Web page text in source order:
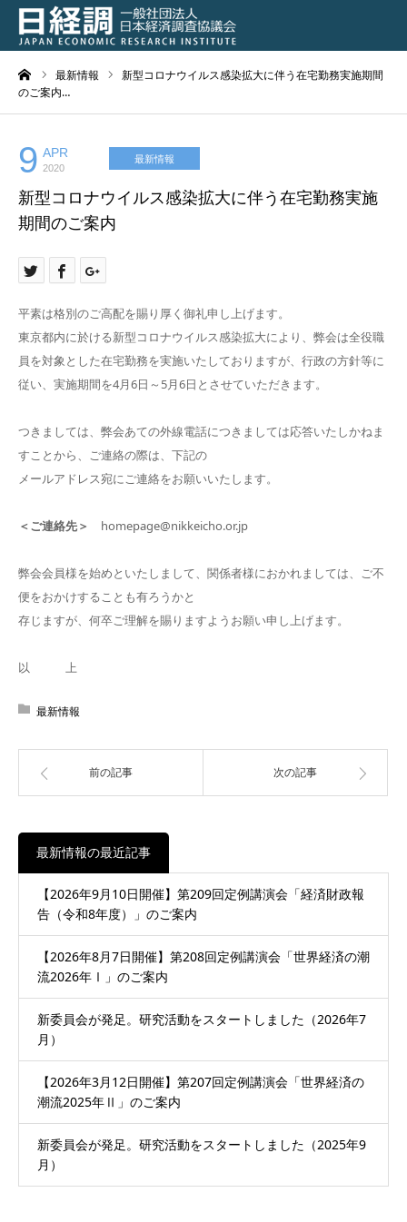
最新情報
新型コロナウイルス感染拡大に伴う在宅勤務実施期間
のご案内…
9 APR
2020
最新情報
新型コロナウイルス感染拡大に伴う在宅勤務実施
期間のご案内
平素は格別のご高配を賜り厚く御礼申し上げます。
東京都内に於ける新型コロナウイルス感染拡大により、弊会は全役職
員を対象とした在宅勤務を実施いたしておりますが、行政の方針等に
従い、実施期間を4月6日～5月6日とさせていただきます。
つきましては、弊会あての外線電話につきましては応答いたしかねま
すことから、ご連絡の際は、下記の
メールアドレス宛にご連絡をお願いいたします。
＜ご連絡先＞ homepage@nikkeicho.or.jp
弊会会員様を始めといたしまして、関係者様におかれましては、ご不
便をおかけすることも有ろうかと
存じますが、何卒ご理解を賜りますようお願い申し上げます。
以 上
最新情報
前の記事 次の記事
最新情報の最近記事
【2026年9月10日開催】第209回定例講演会「経済財政報
告（令和8年度）」のご案内
【2026年8月7日開催】第208回定例講演会「世界経済の潮
流2026年Ⅰ」のご案内
新委員会が発足。研究活動をスタートしました（2026年7
月）
【2026年3月12日開催】第207回定例講演会「世界経済の
潮流2025年Ⅱ」のご案内
新委員会が発足。研究活動をスタートしました（2025年9
月）
日経調について
会員専用ページ
入会のご案内
アクセス